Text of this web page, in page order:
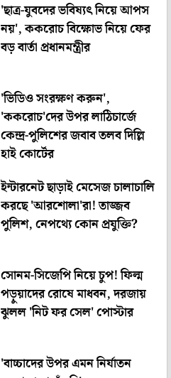
'ছাত্র-যুবদের ভবিষ্যৎ নিয়ে আপস
নয়', ককরোচ বিক্ষোভ নিয়ে ফের
বড় বার্তা প্রধানমন্ত্রীর
'ভিডিও সংরক্ষণ করুন',
'ককরোচ'দের উপর লাঠিচার্জে
কেন্দ্র-পুলিশের জবাব তলব দিল্লি
হাই কোর্টের
ইন্টারনেট ছাড়াই মেসেজ চালাচালি
করছে 'আরশোলা'রা! তাজ্জব
পুলিশ, নেপথ্যে কোন প্রযুক্তি?
সোনম-সিজেপি নিয়ে চুপ! ফিল্ম
পড়ুয়াদের রোষে মাধবন, দরজায়
ঝুলল 'নিট ফর সেল' পোস্টার
'বাচ্চাদের উপর এমন নির্যাতন